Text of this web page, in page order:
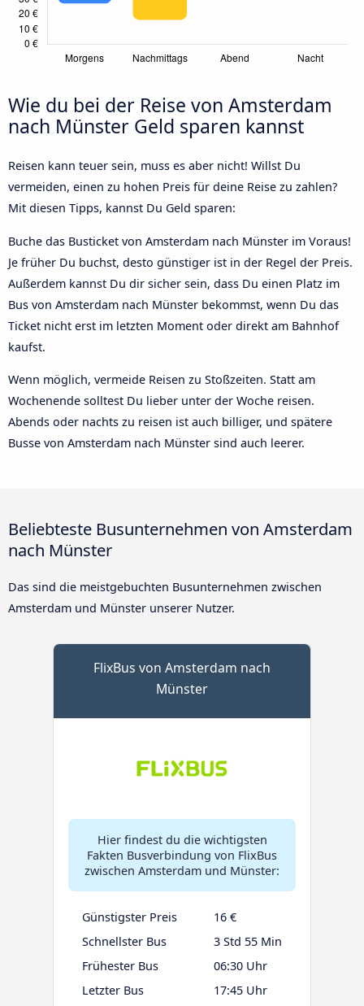
Wie du bei der Reise von Amsterdam
nach Münster Geld sparen kannst
Reisen kann teuer sein, muss es aber nicht! Willst Du
vermeiden, einen zu hohen Preis für deine Reise zu zahlen?
Mit diesen Tipps, kannst Du Geld sparen:
Buche das Busticket von Amsterdam nach Münster im Voraus!
Je früher Du buchst, desto günstiger ist in der Regel der Preis.
Außerdem kannst Du dir sicher sein, dass Du einen Platz im
Bus von Amsterdam nach Münster bekommst, wenn Du das
Ticket nicht erst im letzten Moment oder direkt am Bahnhof
kaufst.
Wenn möglich, vermeide Reisen zu Stoßzeiten. Statt am
Wochenende solltest Du lieber unter der Woche reisen.
Abends oder nachts zu reisen ist auch billiger, und spätere
Busse von Amsterdam nach Münster sind auch leerer.
Beliebteste Busunternehmen von Amsterdam
nach Münster
Das sind die meistgebuchten Busunternehmen zwischen
Amsterdam und Münster unserer Nutzer.
FlixBus von Amsterdam nach
Münster
Hier findest du die wichtigsten
Fakten Busverbindung von FlixBus
zwischen Amsterdam und Münster:
Günstigster Preis
16 €
Schnellster Bus
3 Std 55 Min
Frühester Bus
06:30 Uhr
Letzter Bus
17:45 Uhr